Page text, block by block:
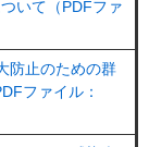
いて（PDFファ
防止のための群
ファイル：